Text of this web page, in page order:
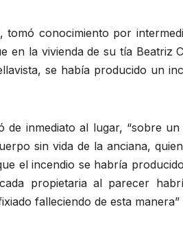
tomó conocimiento por
en la vivienda de su tía Beatriz
se había producido un
de inmediato al lugar, “sobre
sin vida de la anciana,
el incendio se habría
propietaria al parecer
falleciendo de esta